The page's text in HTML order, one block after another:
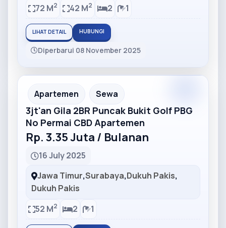
72 M2 42 M2 2 1
LIHAT DETAIL HUBUNGI
Diperbarui 08 November 2025
Partner Ad
Apartemen Sewa
3jt'an Gila 2BR Puncak Bukit Golf PBG
No Permai CBD Apartemen
Rp. 3.35 Juta / Bulanan
16 July 2025
Jawa Timur,Surabaya,Dukuh Pakis,
Dukuh Pakis
52 M2 2 1